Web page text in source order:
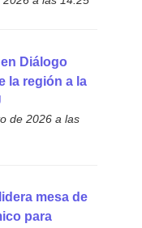
Diálogo
la región a la
de 2026 a las
mesa de
para